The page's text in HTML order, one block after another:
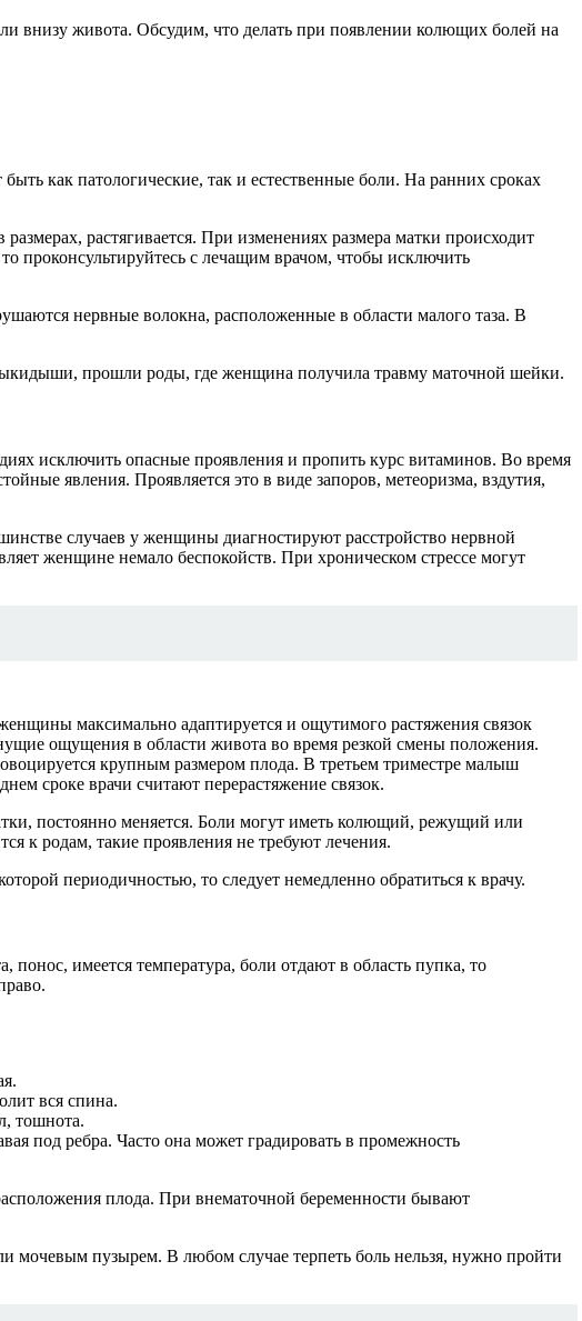
внизу живота. Обсудим, что делать при появлении колющих болей на
как патологические, так и естественные боли. На ранних сроках
растягивается. При изменениях размера матки происходит
проконсультируйтесь с лечащим врачом, чтобы исключить
нервные волокна, расположенные в области малого таза. В
прошли роды, где женщина получила травму маточной шейки.
исключить опасные проявления и пропить курс витаминов. Во время
явления. Проявляется это в виде запоров, метеоризма, вздутия,
случаев у женщины диагностируют расстройство нервной
женщине немало беспокойств. При хроническом стрессе могут
максимально адаптируется и ощутимого растяжения связок
ощущения в области живота во время резкой смены положения.
крупным размером плода. В третьем триместре малыш
сроке врачи считают перерастяжение связок.
постоянно меняется. Боли могут иметь колющий, режущий или
к родам, такие проявления не требуют лечения.
периодичностью, то следует немедленно обратиться к врачу.
имеется температура, боли отдают в область пупка, то
вся спина.
тошнота.
под ребра. Часто она может градировать в промежность
плода. При внематочной беременности бывают
мочевым пузырем. В любом случае терпеть боль нельзя, нужно пройти